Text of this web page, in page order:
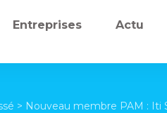
Entreprises Actu
> Nouveau membre PAM : Iti